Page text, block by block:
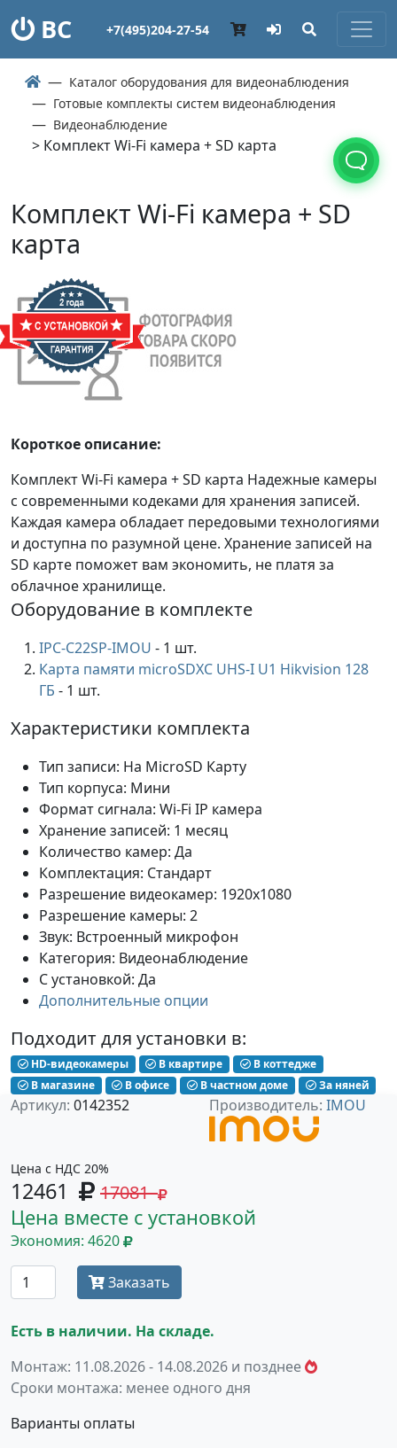
ВС +7(495)204-27-54
Каталог оборудования для видеонаблюдения
Готовые комплекты систем видеонаблюдения
Видеонаблюдение
> Комплект Wi-Fi камера + SD карта
Комплект Wi-Fi камера + SD
карта
Короткое описание:
Комплект Wi-Fi камера + SD карта Надежные камеры
с современными кодеками для хранения записей.
Каждая камера обладает передовыми технологиями
и доступна по разумной цене. Хранение записей на
SD карте поможет вам экономить, не платя за
облачное хранилище.
Оборудование в комплекте
IPC-C22SP-IMOU - 1 шт.
Карта памяти microSDXC UHS-I U1 Hikvision 128
ГБ - 1 шт.
Характеристики комплекта
Тип записи: На MicroSD Карту
Тип корпуса: Мини
Формат сигнала: Wi-Fi IP камера
Хранение записей: 1 месяц
Количество камер: Да
Комплектация: Стандарт
Разрешение видеокамер: 1920x1080
Разрешение камеры: 2
Звук: Встроенный микрофон
Категория: Видеонаблюдение
С установкой: Да
Дополнительные опции
Подходит для установки в:
HD-видеокамеры В квартире
В коттедже
В магазине
В офисе В частном доме За няней
Артикул: 0142352 Производитель: IMOU
Цена с НДС 20%
12461 17081
Цена вместе с установкой
Экономия: 4620
Заказать
Есть в наличии. На складе.
Монтаж: 11.08.2026 - 14.08.2026 и позднее
Сроки монтажа: менее одного дня
Варианты оплаты